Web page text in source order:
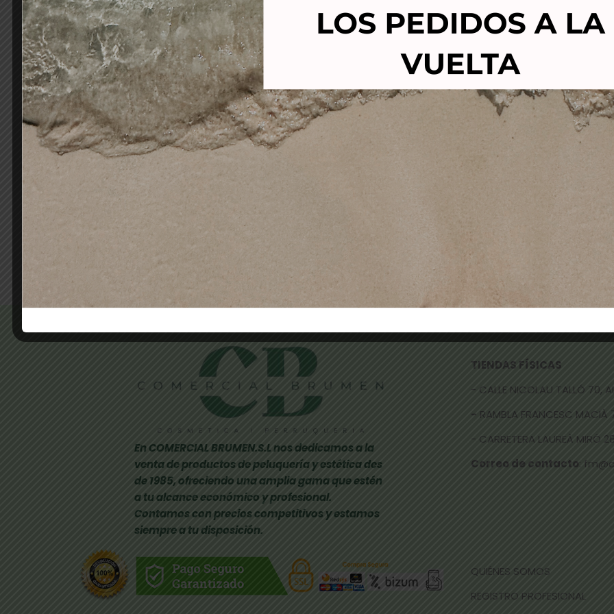
ALCANTARA TINTE SIN
AMONIACO PREMIUM VIOLETT
6-83 RUBIO OSCURO MARRÓN
DORADO
10,50 4,90
Añadir al carrito
ALCANTARA TINTE SIN
7-6 RUBIO MEDIO ROJIZO
10,50
KINPERM SHAPING
80ml-liquido
cabello teñido
€ 11,00 €
Añadir al carrito
En COMERCIAL BRUMEN.S.L nos dedicamos a la
venta de productos de peluquería y estética des
de 1985, ofreciendo una amplia gama que estén
a tu alcance económico y profesional.
Contamos con precios competitivos y estamos
siempre a tu disposición.
TIENDAS FÍSICAS
- CALLE NICOLAU TALLÓ 70,
- RAMBLA FRANCESC MACIÀ
- CARRETERA LAUREÀ MIRÓ
Correo de contacto:
QUIÉNES SOMOS
REGISTRO PROFESIONAL